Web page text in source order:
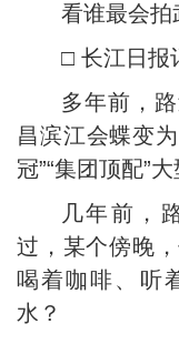
看谁最会拍
□ 长江日报
多年前，
昌滨江会蝶变
冠”“集团顶配”
几年前，
过，某个傍晚
喝着咖啡、听
水？